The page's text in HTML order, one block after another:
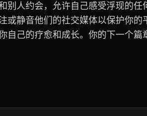
别人约会，允许自己感受浮现
或静音他们的社交媒体以保护你
自己的疗愈和成长。你的下一个篇